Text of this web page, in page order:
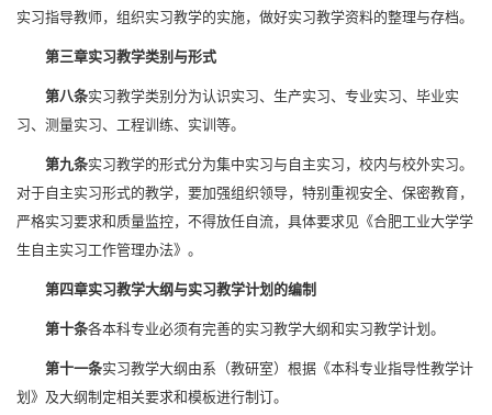
实习指导教师，组织实习教学的实施，做好实习教学资料的整理与存档。
第三章实习教学类别与形式
第八条实习教学类别分为认识实习、生产实习、专业实习、毕业实
习、测量实习、工程训练、实训等。
第九条实习教学的形式分为集中实习与自主实习，校内与校外实习。
对于自主实习形式的教学，要加强组织领导，特别重视安全、保密教育，
严格实习要求和质量监控，不得放任自流，具体要求见《合肥工业大学学
生自主实习工作管理办法》。
第四章实习教学大纲与实习教学计划的编制
第十条各本科专业必须有完善的实习教学大纲和实习教学计划。
第十一条实习教学大纲由系（教研室）根据《本科专业指导性教学计
划》及大纲制定相关要求和模板进行制订。